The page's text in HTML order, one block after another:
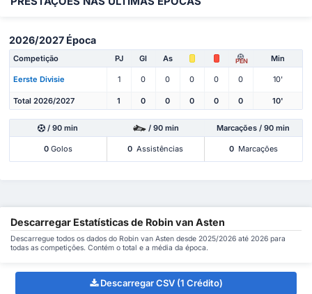
2026/2027 Época
Competição PJ Gl As PEN Min
Eerste Divisie 1 0 0 0 0 0 10'
Total 2026/2027 1 0 0 0 0 0 10'
/ 90 min / 90 min Marcações / 90 min
0Golos 0 Assistências 0 Marcações
Descarregar Estatísticas de Robin van Asten
Descarregue todos os dados do Robin van Asten desde 2025/2026 até 2026 para
todas as competições. Contém o total e a média da época.
Descarregar CSV (1 Crédito)